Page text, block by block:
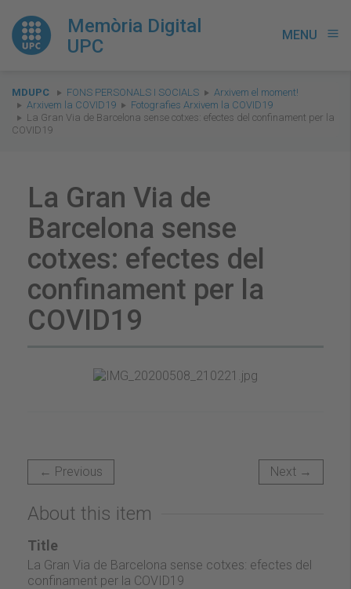
Memòria Digital
UPC
MENU menu
You
are
here:
MDUPC FONS PERSONALS I SOCIALS
Arxivem el moment!
Arxivem la COVID19
Fotografies Arxivem la COVID19
La Gran Via de Barcelona sense cotxes: efectes del confinament per la
COVID19
La Gran Via de
Barcelona sense
cotxes: efectes del
confinament per la
COVID19
← Previous Next →
About this item
Title
La Gran Via de Barcelona sense cotxes: efectes del
confinament per la COVID19